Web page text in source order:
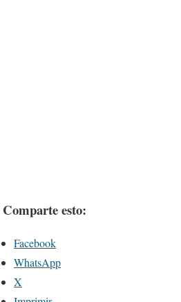
Comparte esto:
Facebook
WhatsApp
X